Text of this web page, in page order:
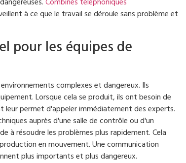
à ce que le travail se déroule sans problème et
pour les équipes de
complexes et dangereux. Ils
Lorsque cela se produit, ils ont besoin de
leur permet d'appeler immédiatement des experts.
auprès d'une salle de contrôle ou d'un
à résoudre les problèmes plus rapidement. Cela
en mouvement. Une communication
plus importants et plus dangereux.